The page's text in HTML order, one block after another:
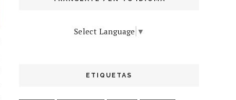
Select Language ▼
ETIQUETAS